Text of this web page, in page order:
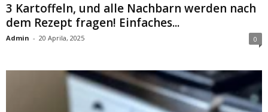
3 Kartoffeln, und alle Nachbarn werden nach
dem Rezept fragen! Einfaches...
Admin - 20 Aprila, 2025 0